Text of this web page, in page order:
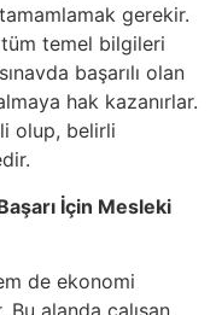
gerekir.
temel bilgileri
başarılı olan
hak kazanırlar.
olup, belirli
İçin Mesleki
de ekonomi